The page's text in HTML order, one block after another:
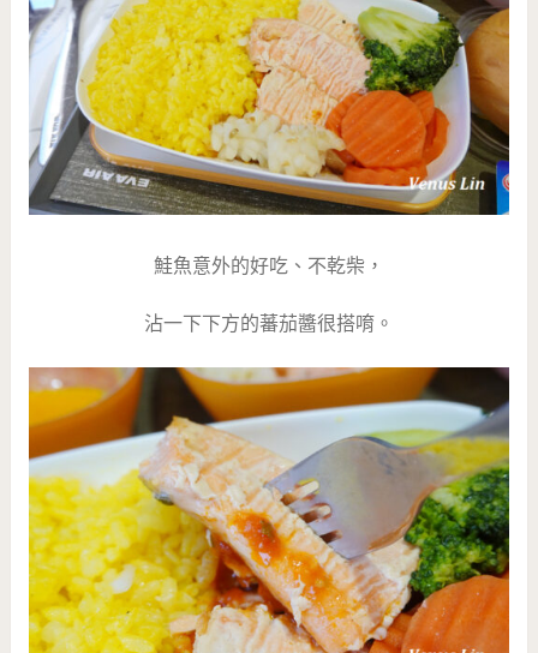
鮭魚意外的好吃、不乾柴，
沾一下下方的蕃茄醬很搭唷。